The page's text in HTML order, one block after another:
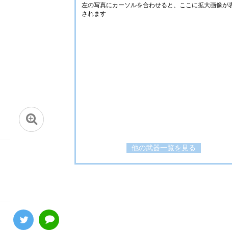
左の写真にカーソルを合わせると、ここに拡大画像が
されます
他の武器一覧を見る